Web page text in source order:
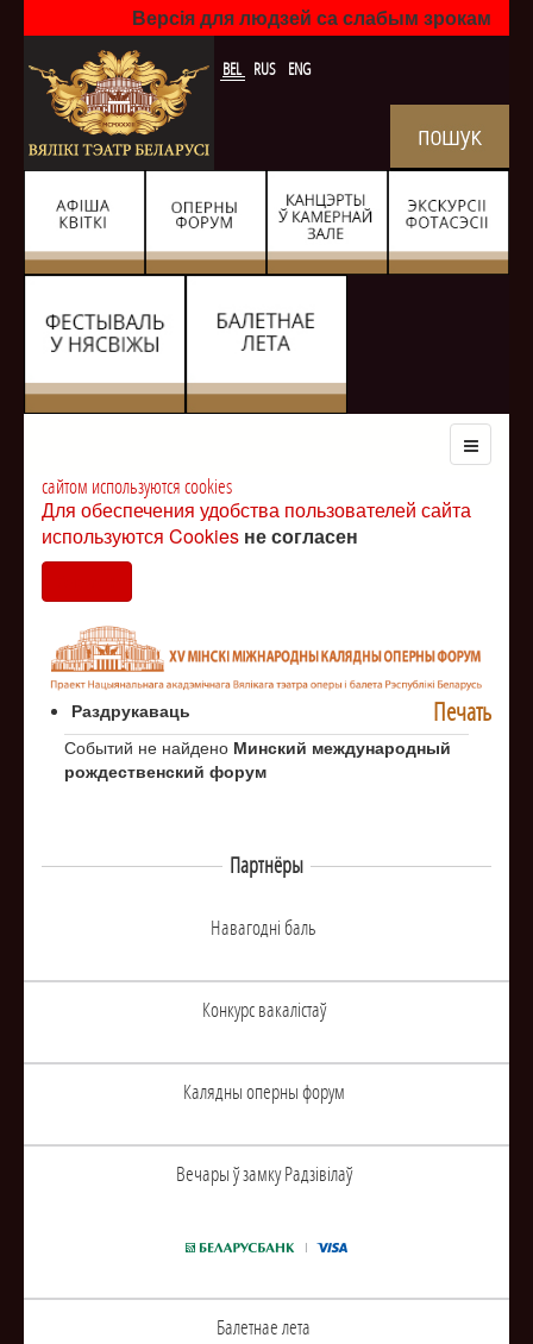
Версія для людзей са слабым зрокам
BEL RUS ENG
сайтом используются cookies
Для обеспечения удобства пользователей сайта
используются Cookies не согласен
Печать
Раздрукаваць
Событий не найдено Минский международный
рождественский форум
Партнёры
Навагоднi баль
Конкурс вакалiстаў
Калядны оперны форум
Вечары ў замку Радзiвiлаў
Балетнае лета